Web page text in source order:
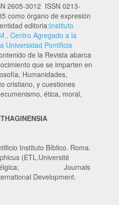
2605-3012 ISSN 0213-
como órgano de expresión
editoria:Instituto
Centro Agregado a la
Universidad Pontificia
de la Revista abarca
que se imparten en
Humanidades,
cristiano, y cuestiones
ética, moral,
Instituto Bíblico. Roma.
(ETL.Université
Bélgica; Journals
Development.